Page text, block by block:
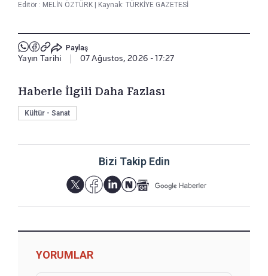
Editör : MELİN ÖZTÜRK Kaynak: TÜRKİYE GAZETESİ
Paylaş
Yayın Tarihi 07 Ağustos, 2026 - 17:27
Haberle İlgili Daha Fazlası
Kültür - Sanat
Bizi Takip Edin
YORUMLAR